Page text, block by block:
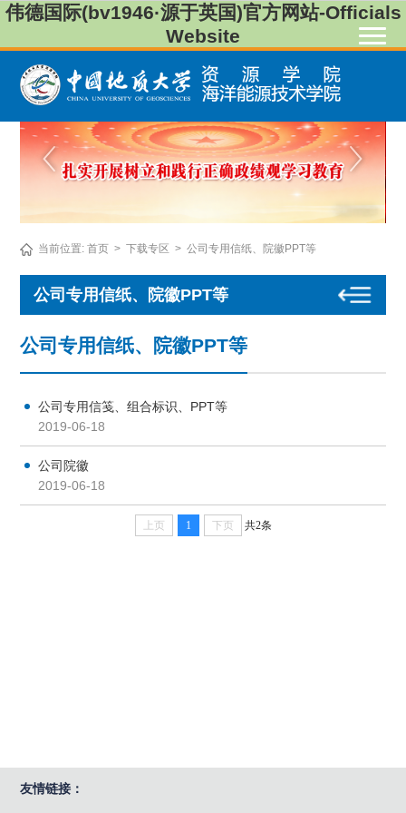
伟德国际(bv1946·源于英国)官方网站-Officials
Website
当前位置:首页 > 下载专区 > 公司专用信纸、院徽PPT等
公司专用信纸、院徽PPT等
公司专用信纸、院徽PPT等
公司专用信笺、组合标识、PPT等
2019-06-18
公司院徽
2019-06-18
上页 1 下页 共2条
友情链接：